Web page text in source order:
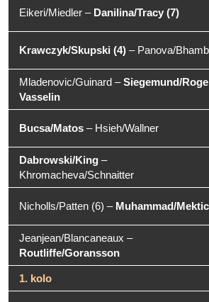
Eikeri/Miedler – Danilina/Tracy (7)
Krawczyk/Skupski (4) – Panova/
Mladenovic/Guinard –Siegemund/
Vasselin
Bucsa/Matos – Hsieh/Wallner
Dabrowski/King –
Khromacheva/Schnaitter
Nicholls/Patten (6) – Muhammad/Mektic
Jeanjean/Blancaneaux –
Routliffe/Goransson
1. kolo